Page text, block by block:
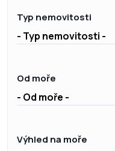
Typ nemovitosti
- Typ nemovitosti -
Od moře
- Od moře -
Výhled na moře